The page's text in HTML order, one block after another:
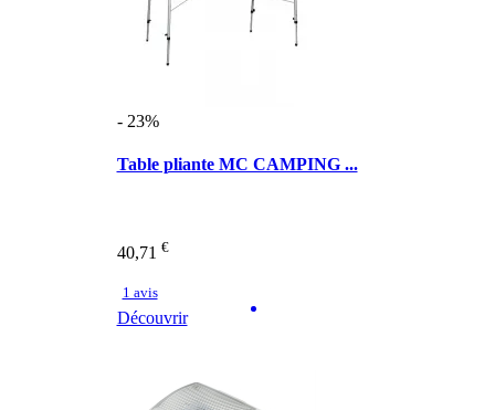
- 23%
Table pliante MC CAMPING ...
40,71 €
1 avis
Découvrir